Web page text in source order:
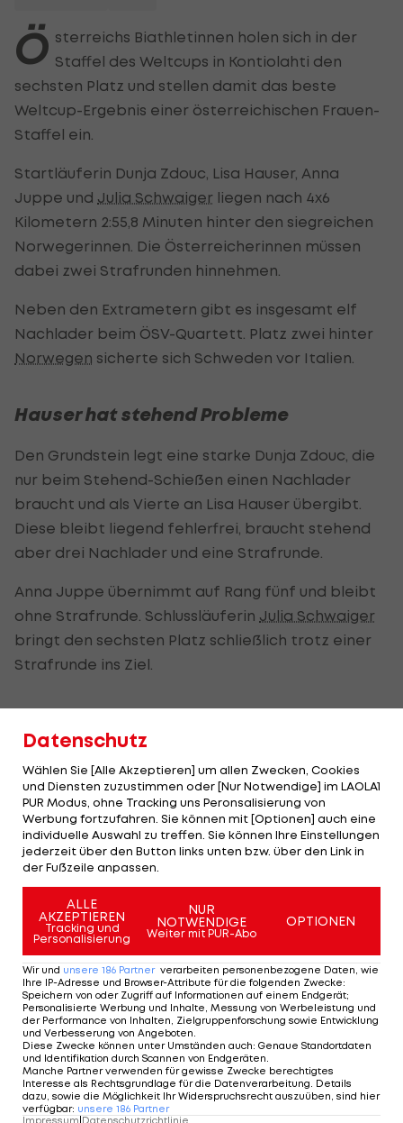
Ö sterreichs Biathletinnen holen sich in der
Staffel des Weltcups in Kontiolahti den
sechsten Platz und stellen damit das beste
Weltcup-Ergebnis einer österreichischen Frauen-
Staffel ein.
Startläuferin Dunja Zdouc, Lisa Hauser, Anna
Juppe und Julia Schwaiger liegen nach 4x6
Kilometern 2:55,8 Minuten hinter den siegreichen
Norwegerinnen. Die Österreicherinnen müssen
dabei zwei Strafrunden hinnehmen.
Neben den Extrametern gibt es insgesamt elf
Nachlader beim ÖSV-Quartett. Platz zwei hinter
Norwegen sicherte sich Schweden vor Italien.
Hauser hat stehend Probleme
Den Grundstein legt eine starke Dunja Zdouc, die
nur beim Stehend-Schießen einen Nachlader
braucht und als Vierte an Lisa Hauser übergibt.
Diese bleibt liegend fehlerfrei, braucht stehend
aber drei Nachlader und eine Strafrunde.
Anna Juppe übernimmt auf Rang fünf und bleibt
ohne Strafrunde. Schlussläuferin Julia Schwaiger
bringt den sechsten Platz schließlich trotz einer
Strafrunde ins Ziel.
Das erste Weltcup-Rennen nach den
Winterspielen in Peking steht im Zeichen der
Solidarität mit der Ukraine.
Viele Athletinnen treten mit gelb-blauen Herzen
an ihren Gewehren an. Norwegens
Olympiasiegerin Tiril Eckhoff hat die Worte "Keinen
Krieg bitte" dick auf ihr Stirnband geschrieben.
Zudem wurden vor dem Start Bilder der
ukrainischen Biathletinnen und Biathleten auf
einer großen Video-Leinwand gezeigt.
Nach der russischen Invasion in ihr Heimatland
hatte die ukrainische Mannschaft beschlossen,
nicht mehr bei den verbleibenden drei Weltcups
in diesem Winter an den Start zu gehen. Mit Ex-
Datenschutz
Wählen Sie [Alle Akzeptieren] um allen Zwecken, Cookies
und Diensten zuzustimmen oder [Nur Notwendige] im LAOLA1
PUR Modus, ohne Tracking uns Peronsalisierung von
Werbung fortzufahren. Sie können mit [Optionen] auch eine
individuelle Auswahl zu treffen. Sie können Ihre Einstellungen
jederzeit über den Button links unten bzw. über den Link in
der Fußzeile anpassen.
ALLE
AKZEPTIEREN
Tracking und
Personalisierung
NUR
NOTWENDIGE
Weiter mit PUR-Abo
OPTIONEN
Wir und unsere 186 Partner verarbeiten personenbezogene Daten, wie
Ihre IP-Adresse und Browser-Attribute für die folgenden Zwecke:
Speichern von oder Zugriff auf Informationen auf einem Endgerät;
Personalisierte Werbung und Inhalte, Messung von Werbeleistung und
der Performance von Inhalten, Zielgruppenforschung sowie Entwicklung
und Verbesserung von Angeboten
Diese Zwecke können unter Umständen auch: Genaue Standortdaten
und Identifikation durch Scannen von Endgeräten
Manche Partner verwenden für gewisse Zwecke berechtigtes
Interesse als Rechtsgrundlage für die Datenverarbeitung. Details
dazu, sowie die Möglichkeit Ihr Widerspruchsrecht auszuüben, sind hier
verfügbar: unsere 186 Partner
Impressum|Datenschutzrichtlinie